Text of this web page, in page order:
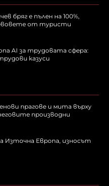
бряг е пълен на 100%,
от туристи
AI за трудовата сфера:
казуси
прагове и мита върху
производни
Източна Европа, износът